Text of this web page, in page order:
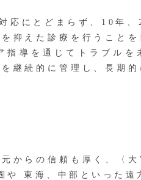
にとどまらず、10年、
抑えた診療を行うこと
導を通じてトラブルを
継続的に管理し、長期
らの信頼も厚く、〈
東海、中部といった遠